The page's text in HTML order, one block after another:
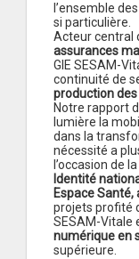
l’ensemble
si particulière.
Acteur central
assurances
GIE SESAM-
continuité de
production
Notre rapport
lumière la
dans la
nécessité a
l’occasion de
Identité
Espace
projets profité
SESAM-Vitale
numérique en
supérieure.